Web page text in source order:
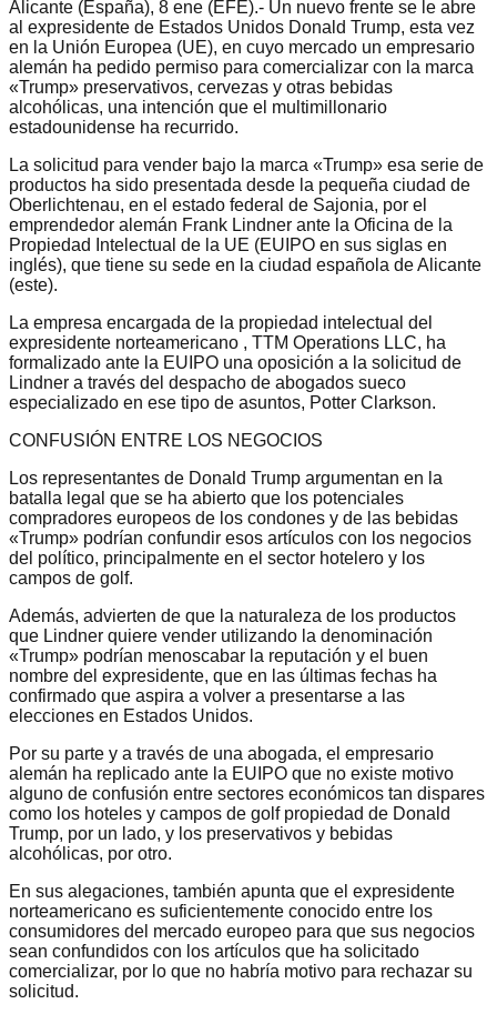
Alicante (España), 8 ene (EFE).- Un nuevo frente se le abre
al expresidente de Estados Unidos Donald Trump, esta vez
en la Unión Europea (UE), en cuyo mercado un empresario
alemán ha pedido permiso para comercializar con la marca
«Trump» preservativos, cervezas y otras bebidas
alcohólicas, una intención que el multimillonario
estadounidense ha recurrido.
La solicitud para vender bajo la marca «Trump» esa serie de
productos ha sido presentada desde la pequeña ciudad de
Oberlichtenau, en el estado federal de Sajonia, por el
emprendedor alemán Frank Lindner ante la Oficina de la
Propiedad Intelectual de la UE (EUIPO en sus siglas en
inglés), que tiene su sede en la ciudad española de Alicante
(este).
La empresa encargada de la propiedad intelectual del
expresidente norteamericano , TTM Operations LLC, ha
formalizado ante la EUIPO una oposición a la solicitud de
Lindner a través del despacho de abogados sueco
especializado en ese tipo de asuntos, Potter Clarkson.
CONFUSIÓN ENTRE LOS NEGOCIOS
Los representantes de Donald Trump argumentan en la
batalla legal que se ha abierto que los potenciales
compradores europeos de los condones y de las bebidas
«Trump» podrían confundir esos artículos con los negocios
del político, principalmente en el sector hotelero y los
campos de golf.
Además, advierten de que la naturaleza de los productos
que Lindner quiere vender utilizando la denominación
«Trump» podrían menoscabar la reputación y el buen
nombre del expresidente, que en las últimas fechas ha
confirmado que aspira a volver a presentarse a las
elecciones en Estados Unidos.
Por su parte y a través de una abogada, el empresario
alemán ha replicado ante la EUIPO que no existe motivo
alguno de confusión entre sectores económicos tan dispares
como los hoteles y campos de golf propiedad de Donald
Trump, por un lado, y los preservativos y bebidas
alcohólicas, por otro.
En sus alegaciones, también apunta que el expresidente
norteamericano es suficientemente conocido entre los
consumidores del mercado europeo para que sus negocios
sean confundidos con los artículos que ha solicitado
comercializar, por lo que no habría motivo para rechazar su
solicitud.